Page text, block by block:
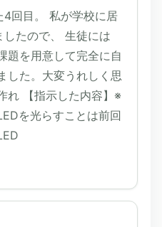
回目。 私が学校に居
たので、 生徒には
を用意して完全に自
した。大変うれしく思
れ 【指示した内容】※
を光らすことは前回